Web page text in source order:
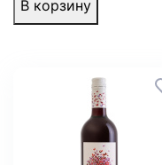
В корзину